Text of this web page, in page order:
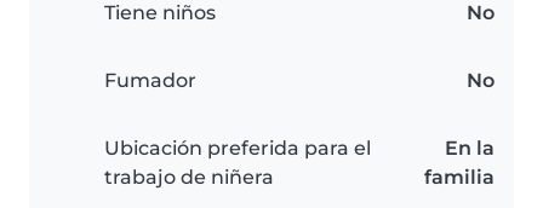
Tiene niños No
Fumador No
Ubicación preferida para el
trabajo de niñera
En la
familia